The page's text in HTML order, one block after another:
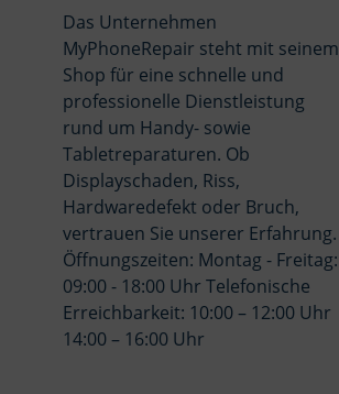
Das Unternehmen
MyPhoneRepair steht mit seinem
Shop für eine schnelle und
professionelle Dienstleistung
rund um Handy- sowie
Tabletreparaturen. Ob
Displayschaden, Riss,
Hardwaredefekt oder Bruch,
vertrauen Sie unserer Erfahrung.
Öffnungszeiten: Montag - Freitag:
09:00 - 18:00 Uhr Telefonische
Erreichbarkeit: 10:00 – 12:00 Uhr
14:00 – 16:00 Uhr